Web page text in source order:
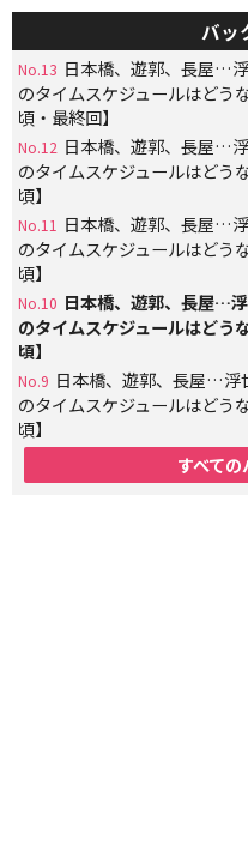
バッ
No.13 日本橋、遊郭、長屋…
のタイムスケジュールはどう
頃・最終回】
No.12 日本橋、遊郭、長屋…
のタイムスケジュールはどう
頃】
No.11 日本橋、遊郭、長屋…
のタイムスケジュールはどう
頃】
No.10 日本橋、遊郭、長屋…
のタイムスケジュールはどう
頃】
No.9 日本橋、遊郭、長屋…浮
のタイムスケジュールはどう
頃】
すべて